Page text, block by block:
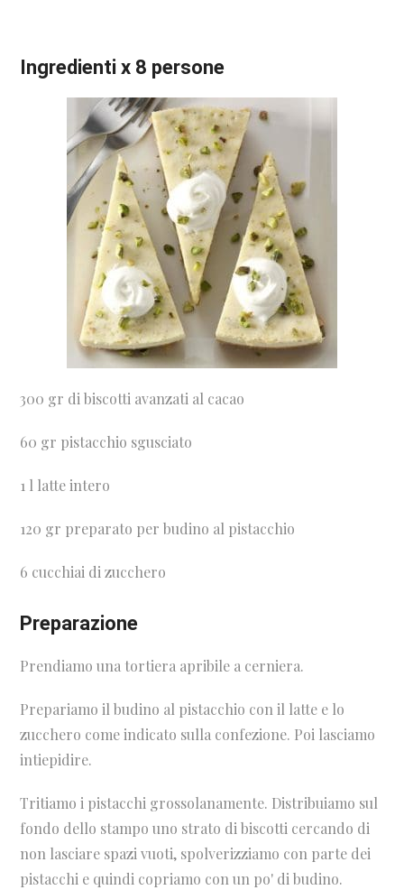
Ingredienti x 8 persone
300 gr di biscotti avanzati al cacao
60 gr pistacchio sgusciato
1 l latte intero
120 gr preparato per budino al pistacchio
6 cucchiai di zucchero
Preparazione
Prendiamo una tortiera apribile a cerniera.
Prepariamo il budino al pistacchio con il latte e lo
zucchero come indicato sulla confezione. Poi lasciamo
intiepidire.
Tritiamo i pistacchi grossolanamente. Distribuiamo sul
fondo dello stampo uno strato di biscotti cercando di
non lasciare spazi vuoti, spolverizziamo con parte dei
pistacchi e quindi copriamo con un po' di budino.